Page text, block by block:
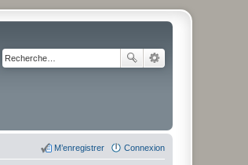
Connexion
M’enregistrer